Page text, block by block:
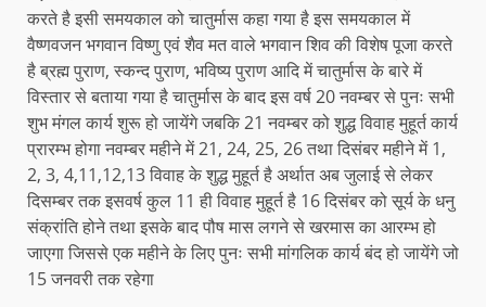
करते है इसी समयकाल को चातुर्मास कहा गया है इस समयकाल में
वैष्णवजन भगवान विष्णु एवं शैव मत वाले भगवान शिव की विशेष पूजा करते
है ब्रह्म पुराण, स्कन्द पुराण, भविष्य पुराण आदि में चातुर्मास के बारे में
विस्तार से बताया गया है चातुर्मास के बाद इस वर्ष 20 नवम्बर से पुनः सभी
शुभ मंगल कार्य शुरू हो जायेंगे जबकि 21 नवम्बर को शुद्ध विवाह मुहूर्त कार्य
प्रारम्भ होगा नवम्बर महीने में 21, 24, 25, 26 तथा दिसंबर महीने में 1,
2, 3, 4,11,12,13 विवाह के शुद्ध मुहूर्त है अर्थात अब जुलाई से लेकर
दिसम्बर तक इसवर्ष कुल 11 ही विवाह मुहूर्त है 16 दिसंबर को सूर्य के धनु
संक्रांति होने तथा इसके बाद पौष मास लगने से खरमास का आरम्भ हो
जाएगा जिससे एक महीने के लिए पुनः सभी मांगलिक कार्य बंद हो जायेंगे जो
15 जनवरी तक रहेगा